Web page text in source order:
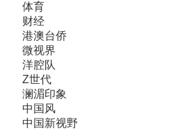
体育
财经
港澳台侨
微视界
洋腔队
Z世代
澜湄印象
中国风
中国新视野